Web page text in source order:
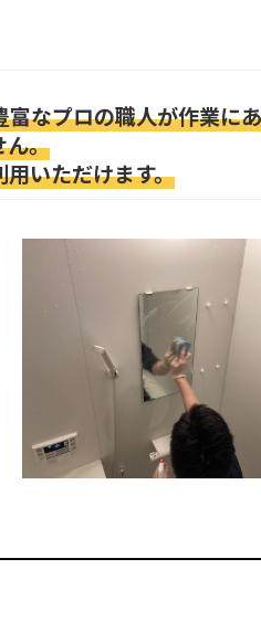
なプロの職人が作業に
ん。
いただけます。